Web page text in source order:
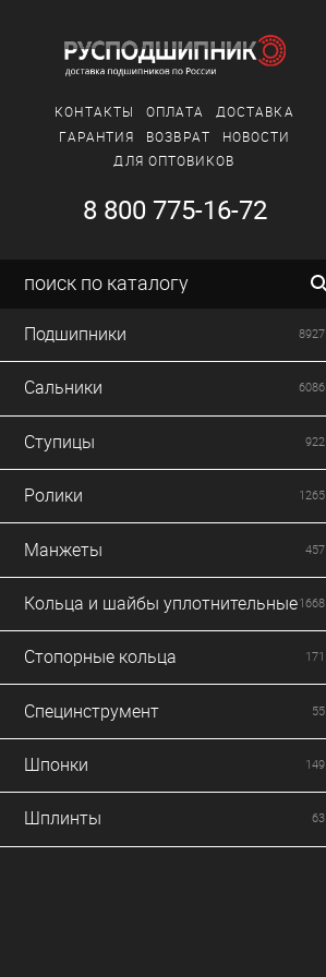
КОНТАКТЫ ОПЛАТА
ДОСТАВКА
ГАРАНТИЯ
ВОЗВРАТ
НОВОСТИ
ДЛЯ ОПТОВИКОВ
8 800 775-16-72
поиск по каталогу
Подшипники 8927
Сальники 6086
Ступицы 922
Ролики 1265
Манжеты 457
Кольца и шайбы уплотнительные1668
Стопорные кольца 171
Специнструмент 55
Шпонки 149
Шплинты 63